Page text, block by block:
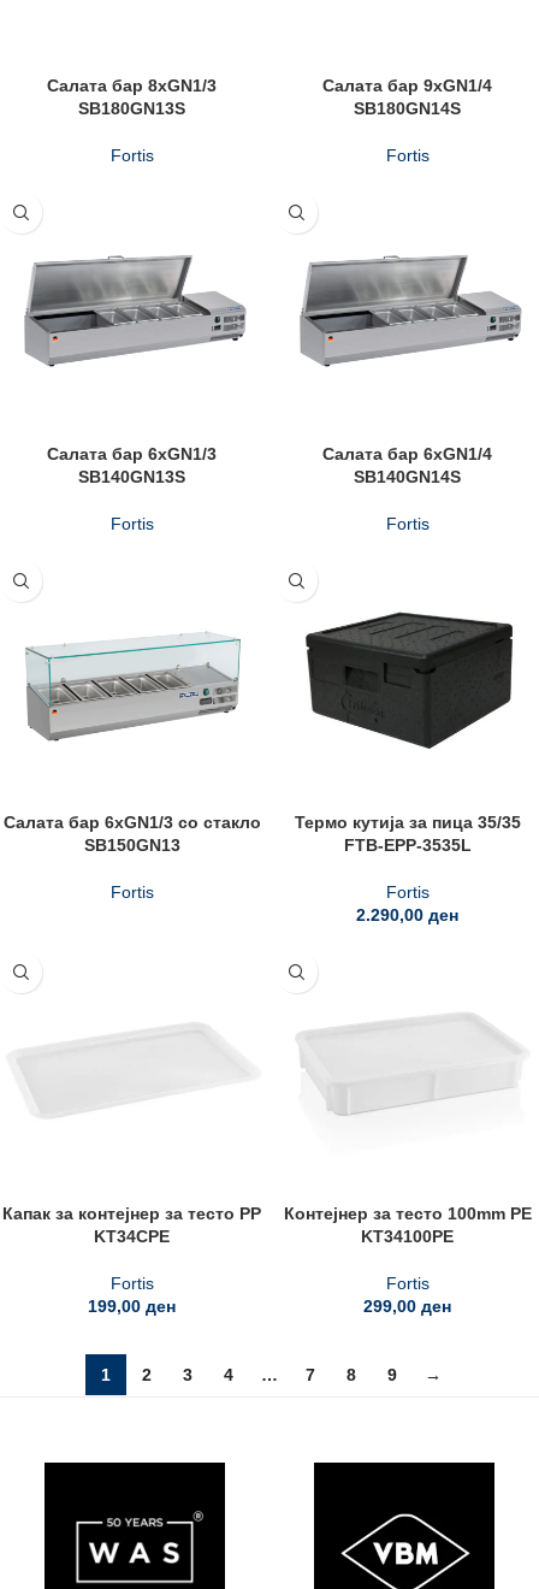
Салата бар 8xGN1/3
SB180GN13S
Fortis
Салата бар 9xGN1/4
SB180GN14S
Fortis
Салата бар 6xGN1/3
SB140GN13S
Fortis
Салата бар 6xGN1/4
SB140GN14S
Fortis
Салата бар 6xGN1/3 со стакло
SB150GN13
Fortis
Термо кутија за пица 35/35
FTB-EPP-3535L
Fortis
2.290,00 ден
Капак за контејнер за тесто PP
KT34CPE
Fortis
199,00 ден
Контејнер за тесто 100mm PE
KT34100PE
Fortis
299,00 ден
1 2 3 4 … 7 8 9 →